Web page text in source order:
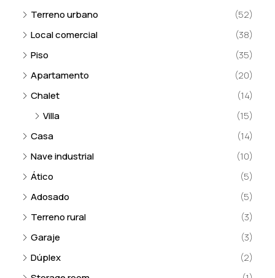
Terreno urbano
(52)
Local comercial
(38)
Piso
(35)
Apartamento
(20)
Chalet
(14)
Villa
(15)
Casa
(14)
Nave industrial
(10)
Ático
(5)
Adosado
(5)
Terreno rural
(3)
Garaje
(3)
Dúplex
(2)